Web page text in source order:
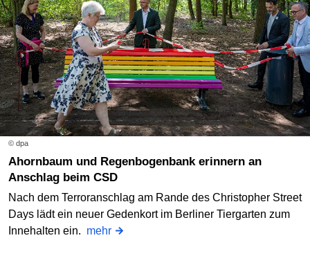
© dpa
Ahornbaum und Regenbogenbank erinnern an
Anschlag beim CSD
Nach dem Terroranschlag am Rande des Christopher Street
Days lädt ein neuer Gedenkort im Berliner Tiergarten zum
Innehalten ein. mehr